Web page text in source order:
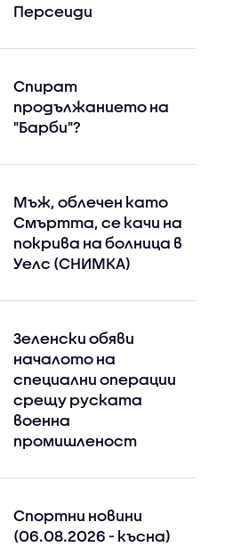
Facebook
Персеиди
Спират
продължанието на
"Барби"?
Мъж, облечен като
Смъртта, се качи на
покрива на болница в
Уелс (СНИМКА)
Зеленски обяви
началото на
специални операции
срещу руската
военна
промишленост
Спортни новини
(06.08.2026 - късна)